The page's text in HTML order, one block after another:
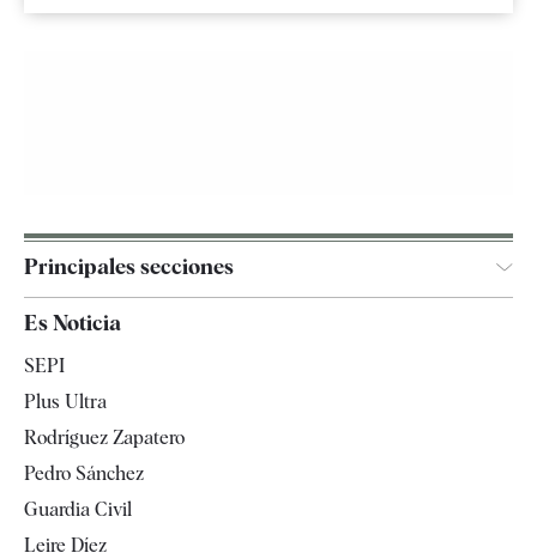
Principales secciones
España
Televisión
Es Noticia
SEPI
Plus Ultra
Rodríguez Zapatero
Pedro Sánchez
Guardia Civil
Leire Díez